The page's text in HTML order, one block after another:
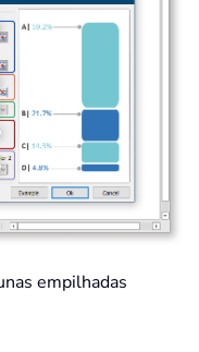
empilhadas